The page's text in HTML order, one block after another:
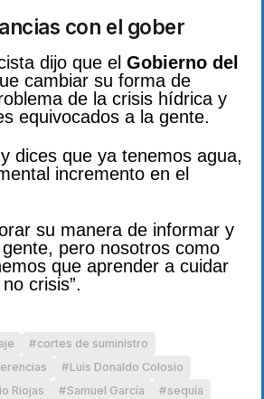
con el gober
dijo que el Gobierno del
cambiar su forma de
de la crisis hídrica y
equivocados a la gente.
dices que ya tenemos agua,
incremento en el
su manera de informar y
pero nosotros como
que aprender a cuidar
crisis”.
cortes de suministro
Luis Donaldo Colosio
Riojas
Samuel García sequía